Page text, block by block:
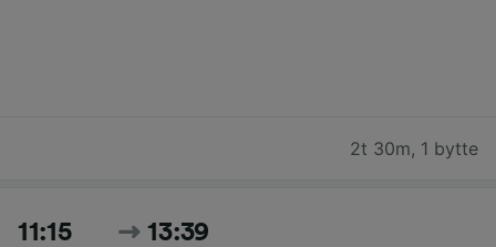
2t 30m, 1 bytte
11:15 13:39